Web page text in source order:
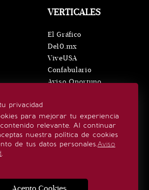
privacidad
para mejorar tu experiencia
relevante. Al continuar
nuestra política de cookies
de tus datos personales.Aviso
.
VERTICALES
El Gráfico
De10.mx
ViveUSA
Confabulario
Aviso Oportuno
SÍGUENOS